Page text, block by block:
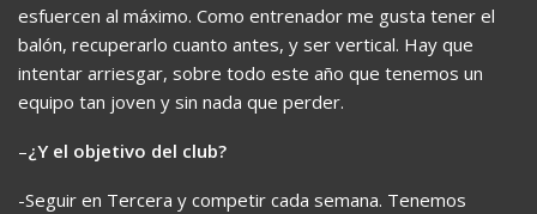
esfuercen al máximo. Como entrenador me gusta tener el
balón, recuperarlo cuanto antes, y ser vertical. Hay que
intentar arriesgar, sobre todo este año que tenemos un
equipo tan joven y sin nada que perder.
–¿Y el objetivo del club?
-Seguir en Tercera y competir cada semana. Tenemos